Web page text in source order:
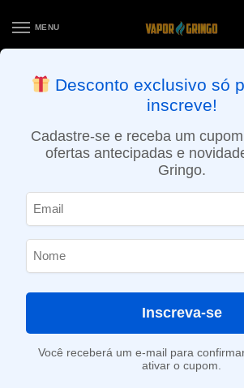
MENU
ENTREGA NO MESMO DIA EM SÃO PAULO
APROVADOS ATÉ 15:30 VIA
Desconto exclusivo só
inscreve!
Cadastre-se e receba um
ofertas antecipadas e
Gringo.
Inscreva-se
Você receberá um e-mail para
ativar o cupom.